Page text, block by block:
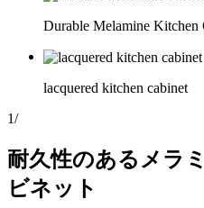
Durable Melamine Kitchen
lacquered kitchen cabinet
1/
耐久性のあるメラ
ビネット